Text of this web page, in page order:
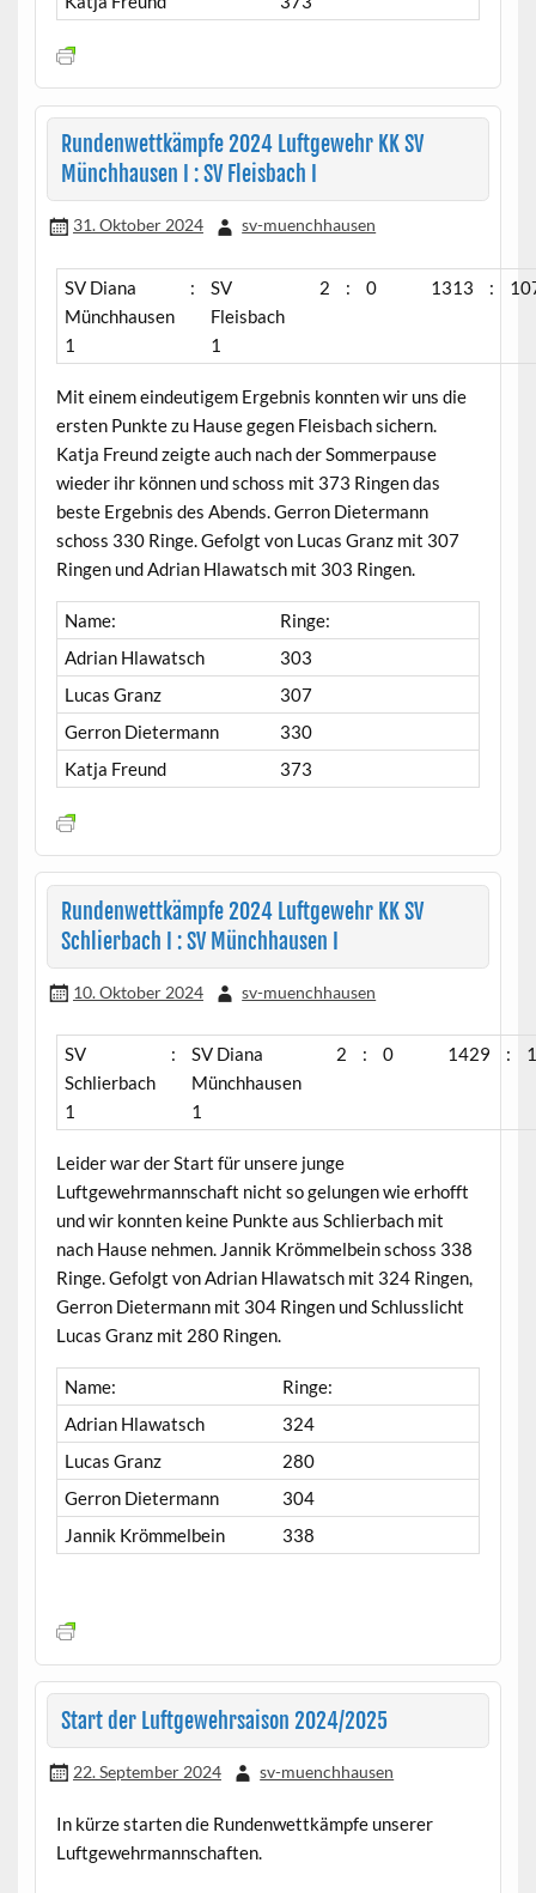
Rundenwettkämpfe 2024 Luftgewehr KK SV
Münchhausen I : SV Fleisbach I
31. Oktober 2024 sv-muenchhausen
SV Diana
Münchhausen
1
:
SV
Fleisbach
1
2 : 0 1313 :
Mit einem eindeutigem Ergebnis konnten wir uns die
ersten Punkte zu Hause gegen Fleisbach sichern.
Katja Freund zeigte auch nach der Sommerpause
wieder ihr können und schoss mit 373 Ringen das
beste Ergebnis des Abends. Gerron Dietermann
schoss 330 Ringe. Gefolgt von Lucas Granz mit 307
Ringen und Adrian Hlawatsch mit 303 Ringen.
Name:
Ringe:
Adrian Hlawatsch
303
Lucas Granz
307
Gerron Dietermann
330
Katja Freund
373
Rundenwettkämpfe 2024 Luftgewehr KK SV
Schlierbach I : SV Münchhausen I
10. Oktober 2024 sv-muenchhausen
SV
Schlierbach
1
:
SV Diana
Münchhausen
1
2 : 0 1429 :
Leider war der Start für unsere junge
Luftgewehrmannschaft nicht so gelungen wie erhofft
und wir konnten keine Punkte aus Schlierbach mit
nach Hause nehmen. Jannik Krömmelbein schoss 338
Ringe. Gefolgt von Adrian Hlawatsch mit 324 Ringen,
Gerron Dietermann mit 304 Ringen und Schlusslicht
Lucas Granz mit 280 Ringen.
Name:
Ringe:
Adrian Hlawatsch
324
Lucas Granz
280
Gerron Dietermann
304
Jannik Krömmelbein
338
Start der Luftgewehrsaison 2024/2025
22. September 2024 sv-muenchhausen
In kürze starten die Rundenwettkämpfe unserer
Luftgewehrmannschaften.